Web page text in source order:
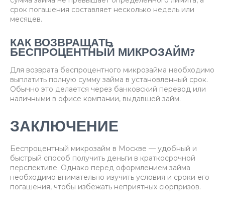
срок погашения составляет несколько недель или
месяцев.
КАК ВОЗВРАЩАТЬ
БЕСПРОЦЕНТНЫЙ МИКРОЗАЙМ?
Для возврата беспроцентного микрозайма необходимо
выплатить полную сумму займа в установленный срок.
Обычно это делается через банковский перевод или
наличными в офисе компании, выдавшей займ.
ЗАКЛЮЧЕНИЕ
Беспроцентный микрозайм в Москве — удобный и
быстрый способ получить деньги в краткосрочной
перспективе. Однако перед оформлением займа
необходимо внимательно изучить условия и сроки его
погашения, чтобы избежать неприятных сюрпризов.